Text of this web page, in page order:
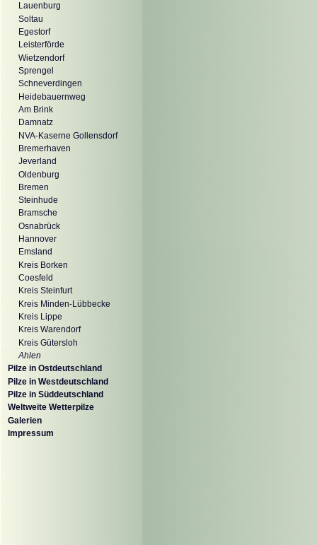
Lauenburg
Soltau
Egestorf
Leisterförde
Wietzendorf
Sprengel
Schneverdingen
Heidebauernweg
Am Brink
Damnatz
NVA-Kaserne Gollensdorf
Bremerhaven
Jeverland
Oldenburg
Bremen
Steinhude
Bramsche
Osnabrück
Hannover
Emsland
Kreis Borken
Coesfeld
Kreis Steinfurt
Kreis Minden-Lübbecke
Kreis Lippe
Kreis Warendorf
Kreis Gütersloh
Ahlen
Pilze in Ostdeutschland
Pilze in Westdeutschland
Pilze in Süddeutschland
Weltweite Wetterpilze
Galerien
Impressum